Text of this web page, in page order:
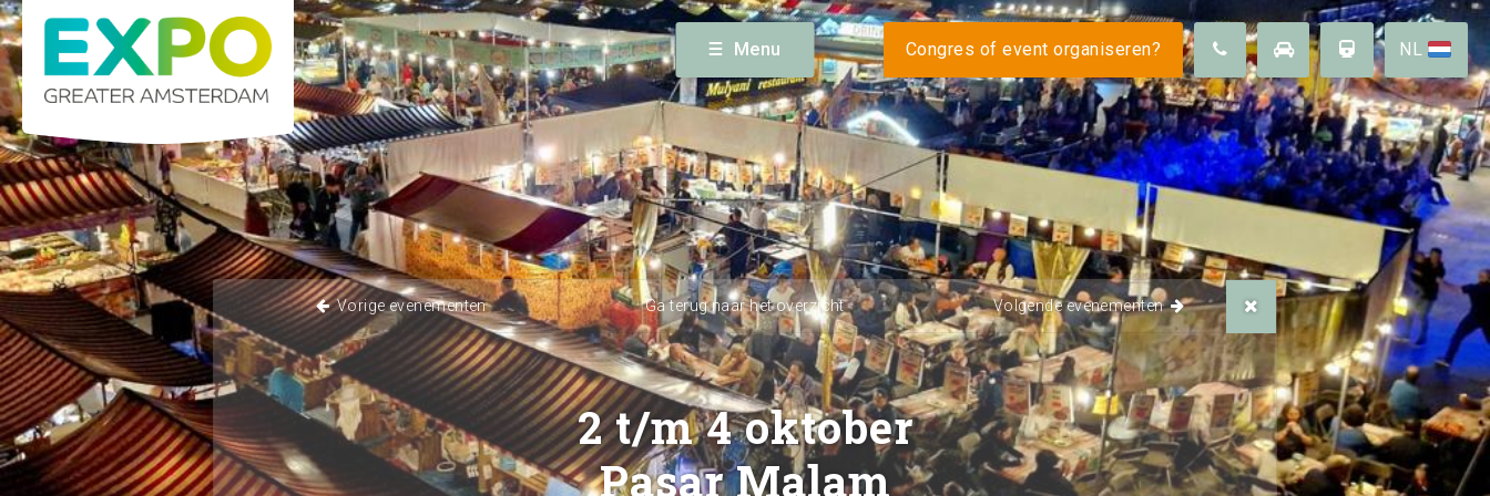
Stelling 1 · 2141 SB Vijfhuizen (Greater Amsterdam) · 023 56 60 140 · info@expogreateramsterdam.nl
Home Kalender Nieuws Bereikbaarheid
Duurzaamheid
Omgeving
Vacatures
FAQ
Menu
Vorige evenementen Ga terug naar het overzicht Volgende evenementen
2 t/m 4 oktober
Pasar Malam
Congres of event organiseren? NL